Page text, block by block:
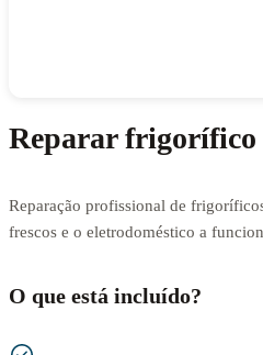
Reparar frigorífico
Reparação profissional de
frescos e o eletrodoméstico a
O que está incluído?